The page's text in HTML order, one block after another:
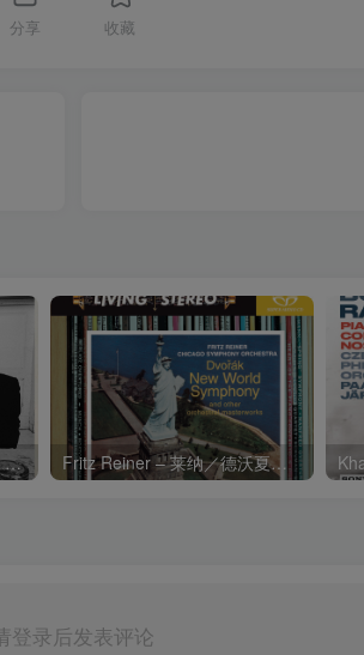
分享 收藏
Charli xcx – Music, Fashion, FilmⒺ【48kHz／24bit】英国区 Fritz Reiner – 莱纳／德沃夏克：第九交响曲
登录后发表评论